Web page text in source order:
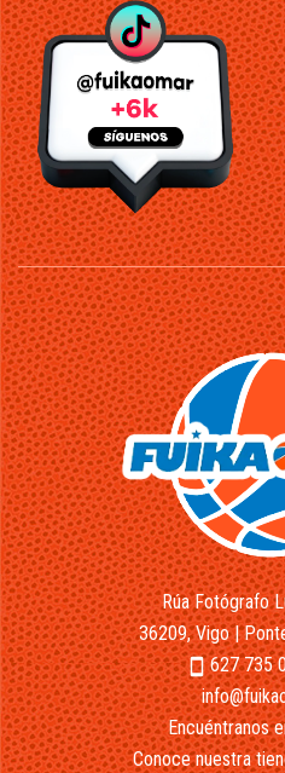
Rúa Fotógrafo
36209, Vigo |
smartphone627 735
Encuéntranos
Conoce nuestra